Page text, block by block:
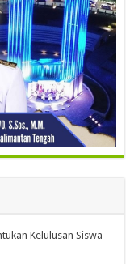
Kelulusan Siswa